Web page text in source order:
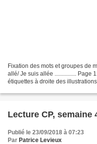
Fixation des mots et groupes de
allé/ Je suis allée ............... Page
étiquettes à droite des illustrations. - étiquettes à manipuler S4 J1.docx -
Lecture CP, semaine
Publié le 23/09/2018 à 07:23
Par Patrice Levieux